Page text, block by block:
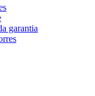
garantia